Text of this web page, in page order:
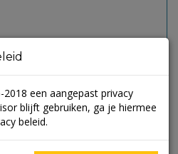
een aangepast privacy
blijft gebruiken, ga je hiermee
beleid.